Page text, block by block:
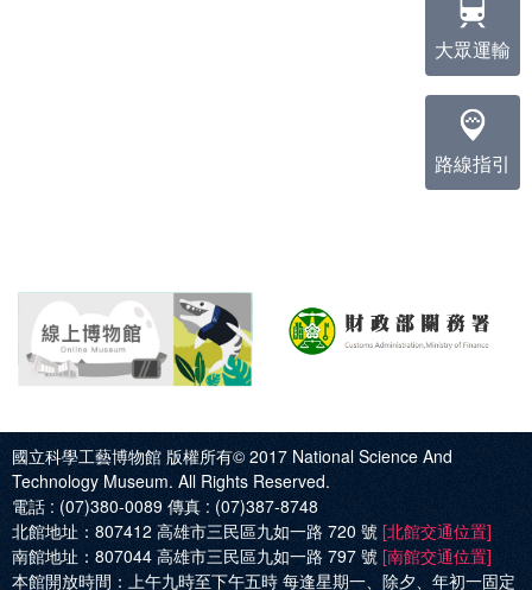
大眾運輸
路線指引
國立科學工藝博物館 版權所有© 2017 National Science And
Technology Museum. All Rights Reserved.
電話 : (07)380-0089 傳真 : (07)387-8748
北館地址： 807412 高雄市三民區九如一路 720 號 [北館交通位置]
南館地址： 807044 高雄市三民區九如一路 797 號 [南館交通位置]
本館開放時間： 上午九時至下午五時 每逢星期一、除夕、年初一固定